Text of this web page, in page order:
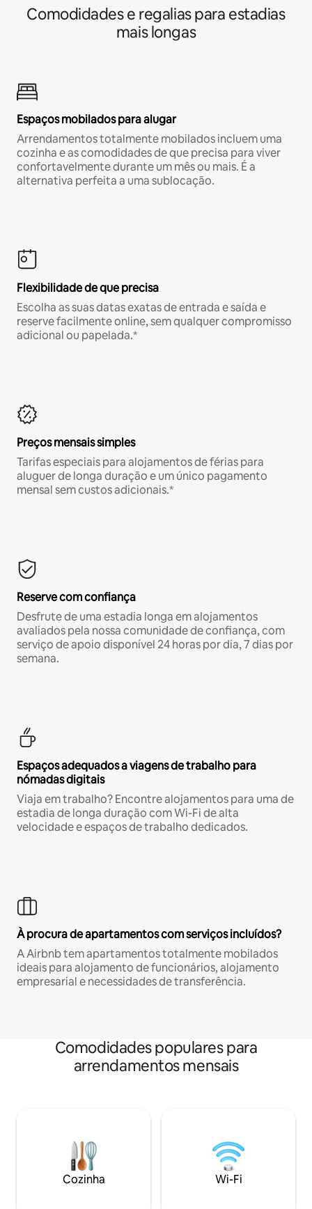
Comodidades e regalias para estadias
mais longas
Espaços mobilados para alugar
Arrendamentos totalmente mobilados incluem uma
cozinha e as comodidades de que precisa para viver
confortavelmente durante um mês ou mais. É a
alternativa perfeita a uma sublocação.
Flexibilidade de que precisa
Escolha as suas datas exatas de entrada e saída e
reserve facilmente online, sem qualquer compromisso
adicional ou papelada.*
Preços mensais simples
Tarifas especiais para alojamentos de férias para
aluguer de longa duração e um único pagamento
mensal sem custos adicionais.*
Reserve com confiança
Desfrute de uma estadia longa em alojamentos
avaliados pela nossa comunidade de confiança, com
serviço de apoio disponível 24 horas por dia, 7 dias por
semana.
Espaços adequados a viagens de trabalho para
nómadas digitais
Viaja em trabalho? Encontre alojamentos para uma de
estadia de longa duração com Wi-Fi de alta
velocidade e espaços de trabalho dedicados.
À procura de apartamentos com serviços incluídos?
A Airbnb tem apartamentos totalmente mobilados
ideais para alojamento de funcionários, alojamento
empresarial e necessidades de transferência.
Comodidades populares para
arrendamentos mensais
Cozinha Wi-Fi